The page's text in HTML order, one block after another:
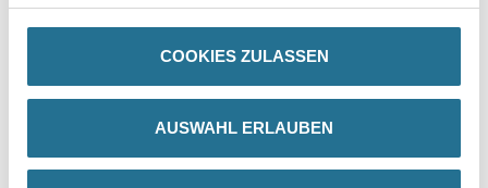
COOKIES ZULASSEN
AUSWAHL ERLAUBEN
PRODUKTEIGENSCHAFTEN
Produkteigenschaft
- Konservierungsmittelfrei
- Weichmacherfrei